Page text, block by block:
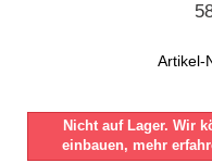
Artikel-
Nicht auf Lager. Wir
einbauen, mehr